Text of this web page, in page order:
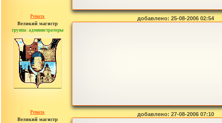
Рената
Великий магистр
группа: администраторы
сообщений: 30442
добавлено: 25-08-2006 02:54
Рената
Великий магистр
добавлено: 27-08-2006 07:10